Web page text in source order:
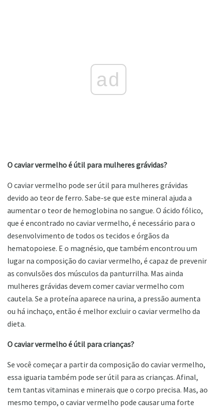
ad
O caviar vermelho é útil para mulheres grávidas?
O caviar vermelho pode ser útil para mulheres grávidas
devido ao teor de ferro. Sabe-se que este mineral ajuda a
aumentar o teor de hemoglobina no sangue. O ácido fólico,
que é encontrado no caviar vermelho, é necessário para o
desenvolvimento de todos os tecidos e órgãos da
hematopoiese. E o magnésio, que também encontrou um
lugar na composição do caviar vermelho, é capaz de prevenir
as convulsões dos músculos da panturrilha. Mas ainda
mulheres grávidas devem comer caviar vermelho com
cautela. Se a proteína aparece na urina, a pressão aumenta
ou há inchaço, então é melhor excluir o caviar vermelho da
dieta.
O caviar vermelho é útil para crianças?
Se você começar a partir da composição do caviar vermelho,
essa iguaria também pode ser útil para as crianças. Afinal,
tem tantas vitaminas e minerais que o corpo precisa. Mas, ao
mesmo tempo, o caviar vermelho pode causar uma forte